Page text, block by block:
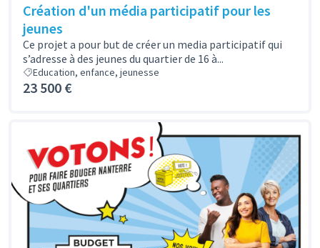
Création d'un média participatif pour les
jeunes
Ce projet a pour but de créer un media participatif qui
s’adresse à des jeunes du quartier de 16 à...
Education, enfance, jeunesse
23 500 €